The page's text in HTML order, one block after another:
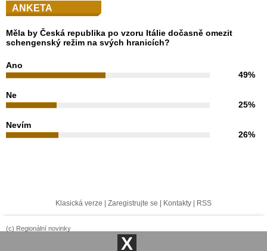
ANKETA
Měla by Česká republika po vzoru Itálie dočasně omezit
schengenský režim na svých hranicích?
Ano
49%
Ne
25%
Nevím
26%
Klasická verze Zaregistrujte se Kontakty RSS
(c) Regionální novinky
X